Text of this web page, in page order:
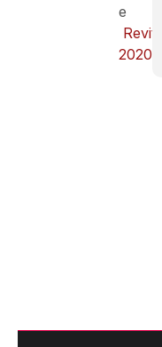
e
Revit
2020